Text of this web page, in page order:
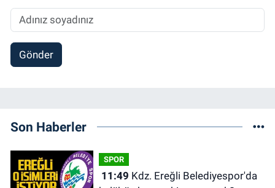
Gönder
Son Haberler
SPOR
11:49